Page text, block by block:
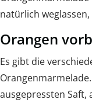
natürlich
Orangen
Es gibt die
ausgepressten Saft,